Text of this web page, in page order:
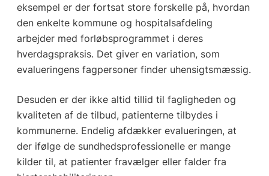
eksempel er der fortsat store forskelle på, hvordan
den enkelte kommune og hospitalsafdeling
arbejder med forløbsprogrammet i deres
hverdagspraksis. Det giver en variation, som
evalueringens fagpersoner finder uhensigtsmæssig.
Desuden er der ikke altid tillid til fagligheden og
kvaliteten af de tilbud, patienterne tilbydes i
kommunerne. Endelig afdækker evalueringen, at
der ifølge de sundhedsprofessionelle er mange
kilder til, at patienter fravælger eller falder fra